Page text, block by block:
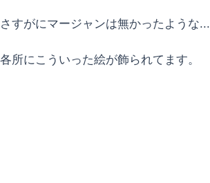
さすがにマージャンは無かったような...
各所にこういった絵が飾られてます。